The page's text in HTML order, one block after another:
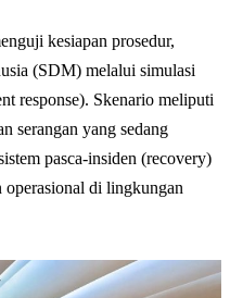
kesiapan prosedur,
(SDM) melalui simulasi
response). Skenario meliputi
serangan yang sedang
pasca-insiden (recovery)
operasional di lingkungan